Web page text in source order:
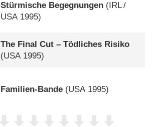
Stürmische Begegnungen (IRL/
USA1995)
The Final Cut – Tödliches Risiko
(USA1995)
Familien-Bande (USA1995)